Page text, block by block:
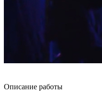
Описание работы